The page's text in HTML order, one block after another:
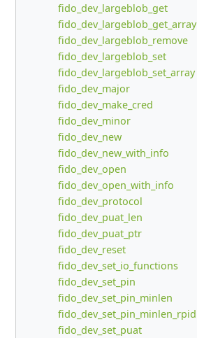
fido_dev_largeblob_get
fido_dev_largeblob_get_array
fido_dev_largeblob_remove
fido_dev_largeblob_set
fido_dev_largeblob_set_array
fido_dev_major
fido_dev_make_cred
fido_dev_minor
fido_dev_new
fido_dev_new_with_info
fido_dev_open
fido_dev_open_with_info
fido_dev_protocol
fido_dev_puat_len
fido_dev_puat_ptr
fido_dev_reset
fido_dev_set_io_functions
fido_dev_set_pin
fido_dev_set_pin_minlen
fido_dev_set_pin_minlen_rpid
fido_dev_set_puat